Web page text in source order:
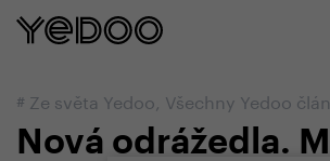
# Ze světa Yedoo, Všechny Yedoo
Nová odrážedla.